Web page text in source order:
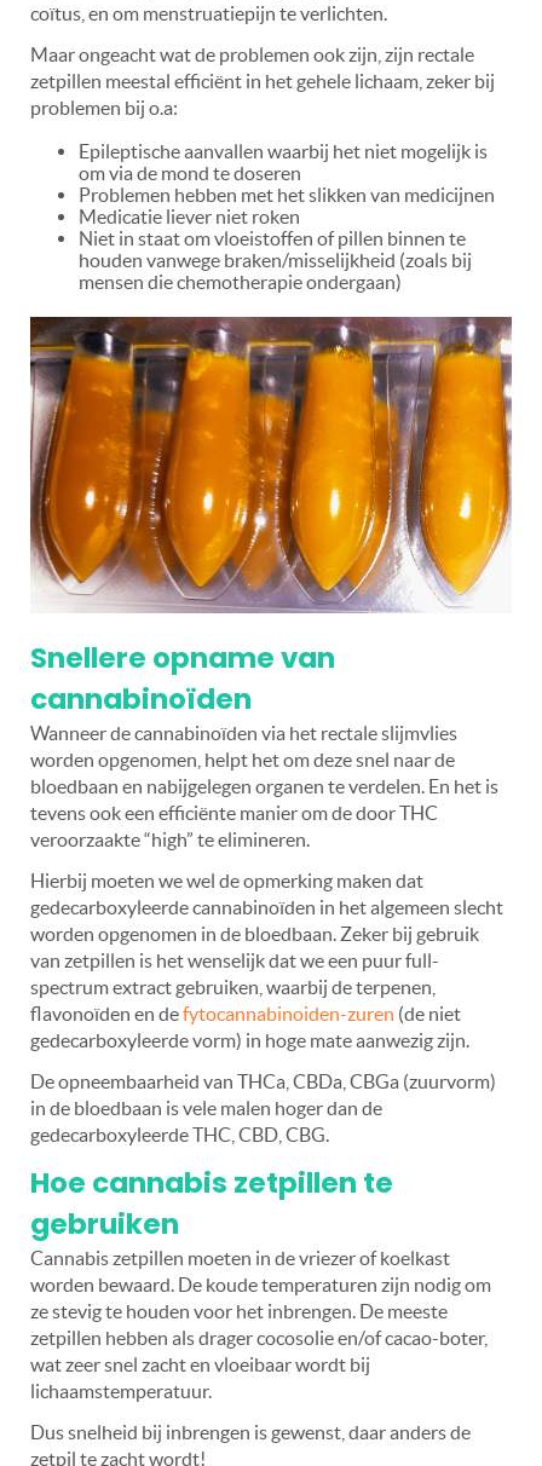
coïtus, en om menstruatiepijn te verlichten.
Maar ongeacht wat de problemen ook zijn, zijn rectale
zetpillen meestal efficiënt in het gehele lichaam, zeker bij
problemen bij o.a:
Epileptische aanvallen waarbij het niet mogelijk is
om via de mond te doseren
Problemen hebben met het slikken van medicijnen
Medicatie liever niet roken
Niet in staat om vloeistoffen of pillen binnen te
houden vanwege braken/misselijkheid (zoals bij
mensen die chemotherapie ondergaan)
Snellere opname van
cannabinoïden
Wanneer de cannabinoïden via het rectale slijmvlies
worden opgenomen, helpt het om deze snel naar de
bloedbaan en nabijgelegen organen te verdelen. En het is
tevens ook een efficiënte manier om de door THC
veroorzaakte “high” te elimineren.
Hierbij moeten we wel de opmerking maken dat
gedecarboxyleerde cannabinoïden in het algemeen slecht
worden opgenomen in de bloedbaan. Zeker bij gebruik
van zetpillen is het wenselijk dat we een puur full-
spectrum extract gebruiken, waarbij de terpenen,
flavonoïden en defytocannabinoiden-zuren (de niet
gedecarboxyleerde vorm) in hoge mate aanwezig zijn.
De opneembaarheid van THCa, CBDa, CBGa (zuurvorm)
in de bloedbaan is vele malen hoger dan de
gedecarboxyleerde THC, CBD, CBG.
Hoe cannabis zetpillen te
gebruiken
Cannabis zetpillen moeten in de vriezer of koelkast
worden bewaard. De koude temperaturen zijn nodig om
ze stevig te houden voor het inbrengen. De meeste
zetpillen hebben als drager cocosolie en/of cacao-boter,
wat zeer snel zacht en vloeibaar wordt bij
lichaamstemperatuur.
Dus snelheid bij inbrengen is gewenst, daar anders de
zetpil te zacht wordt!